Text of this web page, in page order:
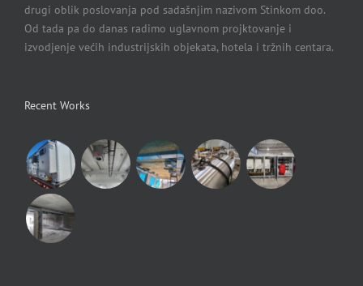
drugi oblik poslovanja pod sadašnjim nazivom Stinkom doo.
Od tada pa do danas radimo uglavnom projktovanje i
izvodjenje većih industrijskih objekata, hotela i tržnih centara.
Recent Works